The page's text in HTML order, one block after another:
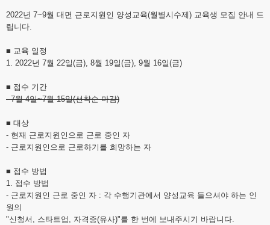
2022년 7~9월 대면 근로지원인 양성교육(월별시수제) 교육생 모집 안내 드
립니다.
■ 교육 일정
1. 2022년 7월 22일(금), 8월 19일(금), 9월 16일(금)
■ 접수 기간
- 7월 4일~7월 15일(선착순 마감)
■ 대상
- 현재 근로지윈인으로 근로 중인 자
- 근로지원인으로 근로하기를 희망하는 자
■ 접수 방법
1. 접수 방법
- 근로지원인 근로 중인 자 : 각 수행기관에서 양성교육 들으셔야 하는 인
원의
"신청서, 스타트업, 자격증(유사)"를 한 번에 보내주시기 바랍니다.